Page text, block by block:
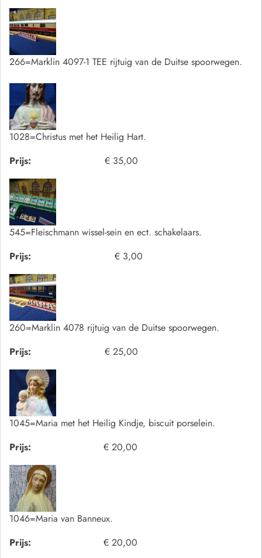
266=Marklin 4097-1 TEE rijtuig van de Duitse spoorwegen.
1028=Christus met het Heilig Hart.
Prijs:
€ 35,00
545=Fleischmann wissel-sein en ect. schakelaars.
Prijs:
€ 3,00
260=Marklin 4078 rijtuig van de Duitse spoorwegen.
Prijs:
€ 25,00
1045=Maria met het Heilig Kindje, biscuit porselein.
Prijs:
€ 20,00
1046=Maria van Banneux.
Prijs:
€ 20,00